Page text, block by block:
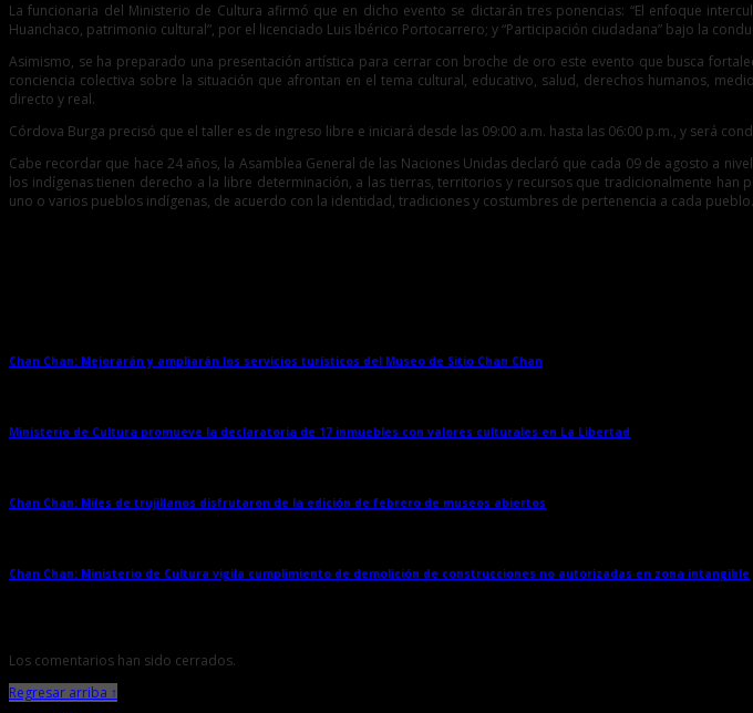
La funcionaria del Ministerio de Cultura afirmó que en dicho evento se dictarán tres ponencias: “El enfoque
Huanchaco, patrimonio cultural”, por el licenciado Luis Ibérico Portocarrero; y “Participación ciudadana” bajo la
Asimismo, se ha preparado una presentación artística para cerrar con broche de oro este evento que busca
conciencia colectiva sobre la situación que afrontan en el tema cultural, educativo, salud, derechos humanos,
directo y real.
Córdova Burga precisó que el taller es de ingreso libre e iniciará desde las 09:00 a.m. hasta las 06:00 p.m., y será
Cabe recordar que hace 24 años, la Asamblea General de las Naciones Unidas declaró que cada 09 de agosto a
los indígenas tienen derecho a la libre determinación, a las tierras, territorios y recursos que tradicionalmente
uno o varios pueblos indígenas, de acuerdo con la identidad, tradiciones y costumbres de pertenencia a cada pueblo.
Chan Chan: Mejorarán y ampliarán los servicios turísticos del Museo de Sitio Chan Chan
Ministerio de Cultura promueve la declaratoria de 17 inmuebles con valores culturales en La Libertad
Chan Chan: Miles de trujillanos disfrutaron de la edición de febrero de museos abiertos
Chan Chan: Ministerio de Cultura vigila cumplimiento de demolición de construcciones no autorizadas en zona intangible
Los comentarios han sido cerrados.
Regresar arriba ↑